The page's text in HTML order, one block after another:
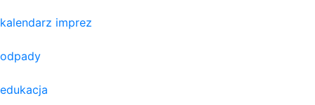
kalendarz imprez
odpady
edukacja